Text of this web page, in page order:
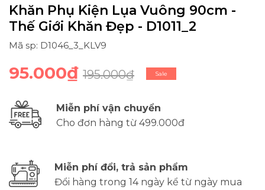
Khăn Phụ Kiện Lụa Vuông 90cm -
Thế Giới Khăn Đẹp - D1011_2
Mã sp: D1046_3_KLV9
95.000₫ 195.000₫ Sale
Miễn phí vận chuyển
Cho đơn hàng từ 499.000đ
Miễn phí đổi, trả sản phẩm
Đổi hàng trong 14 ngày kể từ ngày mua